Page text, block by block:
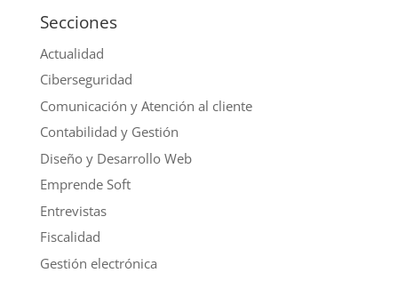
Secciones
Actualidad
Ciberseguridad
Comunicación y Atención al cliente
Contabilidad y Gestión
Diseño y Desarrollo Web
Emprende Soft
Entrevistas
Fiscalidad
Gestión electrónica